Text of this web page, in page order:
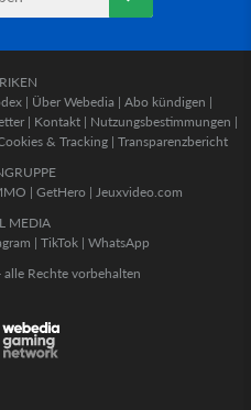
| Über Webedia | Abo kündigen |
| Kontakt | Nutzungsbestimmungen |
& Tracking | Transparenzbericht
| GetHero | Jeuxvideo.com
MEDIA
| TikTok | WhatsApp
Rechte vorbehalten